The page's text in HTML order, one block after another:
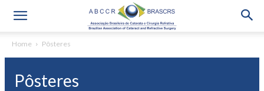
Home Pôsteres
Pôsteres